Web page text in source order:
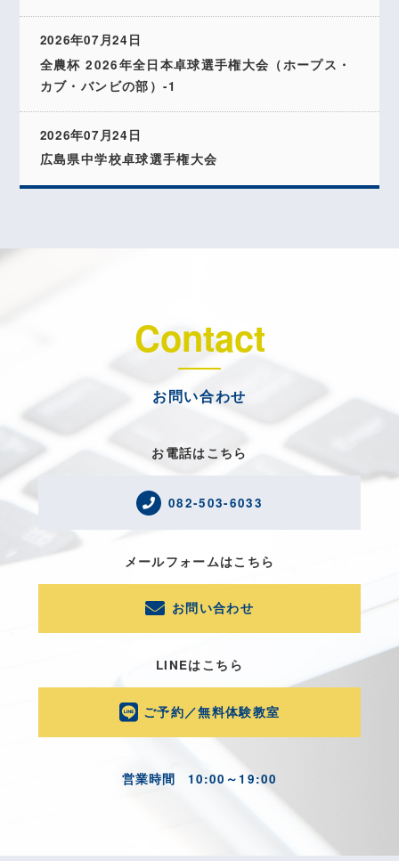
2026年07月24日
全農杯 2026年全日本卓球選手権大会（ホープス・
カブ・バンビの部）-1
2026年07月24日
広島県中学校卓球選手権大会
Contact
お問い合わせ
お電話はこちら
082-503-6033
メールフォームはこちら
お問い合わせ
LINEはこちら
ご予約／無料体験教室
営業時間 10:00～19:00